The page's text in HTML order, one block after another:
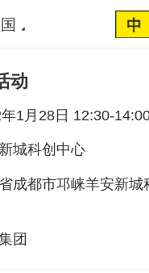
动
1月28日 12:30-
城科创中心
成都市邛崃羊安新城
团